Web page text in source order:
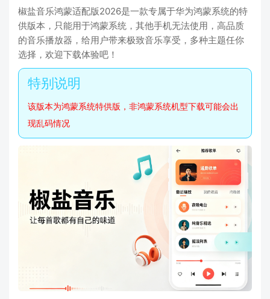
椒盐音乐鸿蒙适配版2026是一款专属于华为鸿蒙系统的特
供版本，只能用于鸿蒙系统，其他手机无法使用，高品质
的音乐播放器，给用户带来极致音乐享受，多种主题任你
选择，欢迎下载体验吧！
该版本为鸿蒙系统特供版，非鸿蒙系统机型下载可能会出
现乱码情况